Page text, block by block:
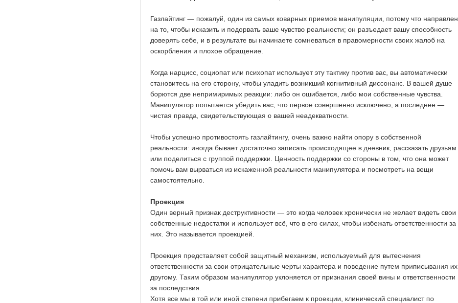
Газлайтинг — пожалуй, один из самых коварных приемов манипуляции, потому что направлен
на то, чтобы исказить и подорвать ваше чувство реальности; он разъедает вашу способность
доверять себе, и в результате вы начинаете сомневаться в правомерности своих жалоб на
оскорбления и плохое обращение.
Когда нарцисс, социопат или психопат использует эту тактику против вас, вы автоматически
становитесь на его сторону, чтобы уладить возникший когнитивный диссонанс. В вашей душе
борются две непримиримых реакции: либо он ошибается, либо мои собственные чувства.
Манипулятор попытается убедить вас, что первое совершенно исключено, а последнее —
чистая правда, свидетельствующая о вашей неадекватности.
Чтобы успешно противостоять газлайтингу, очень важно найти опору в собственной
реальности: иногда бывает достаточно записать происходящее в дневник, рассказать друзьям
или поделиться с группой поддержки. Ценность поддержки со стороны в том, что она может
помочь вам вырваться из искаженной реальности манипулятора и посмотреть на вещи
самостоятельно.
Проекция
Один верный признак деструктивности — это когда человек хронически не желает видеть свои
собственные недостатки и использует всё, что в его силах, чтобы избежать ответственности за
них. Это называется проекцией.
Проекция представляет собой защитный механизм, используемый для вытеснения
ответственности за свои отрицательные черты характера и поведение путем приписывания их
другому. Таким образом манипулятор уклоняется от признания своей вины и ответственности
за последствия.
Хотя все мы в той или иной степени прибегаем к проекции, клинический специалист по